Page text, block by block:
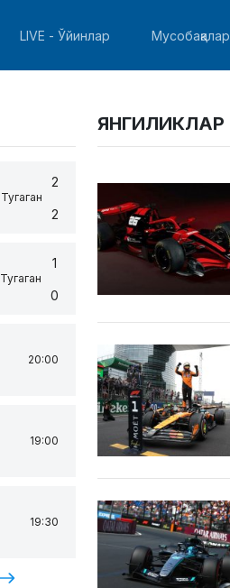
LIVE - Ўйинлар Мусобақалар
Тугаган
2
2
Тугаган
1
0
20:00
19:00
19:30
ЯНГИЛИКЛАР